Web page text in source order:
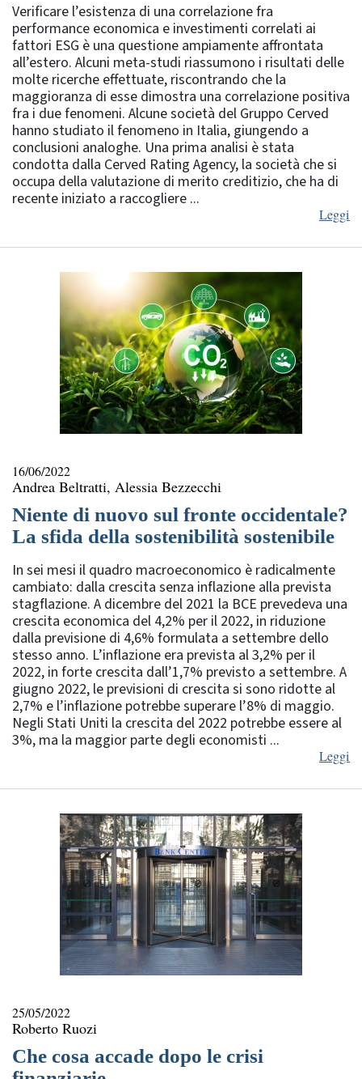
Verificare l’esistenza di una correlazione fra
performance economica e investimenti correlati ai
fattori ESG è una questione ampiamente affrontata
all’estero. Alcuni meta-studi riassumono i risultati delle
molte ricerche effettuate, riscontrando che la
maggioranza di esse dimostra una correlazione positiva
fra i due fenomeni. Alcune società del Gruppo Cerved
hanno studiato il fenomeno in Italia, giungendo a
conclusioni analoghe. Una prima analisi è stata
condotta dalla Cerved Rating Agency, la società che si
occupa della valutazione di merito creditizio, che ha di
recente iniziato a raccogliere ...
Leggi
16/06/2022
Andrea Beltratti, Alessia Bezzecchi
Niente di nuovo sul fronte occidentale?
La sfida della sostenibilità sostenibile
In sei mesi il quadro macroeconomico è radicalmente
cambiato: dalla crescita senza inflazione alla prevista
stagflazione. A dicembre del 2021 la BCE prevedeva una
crescita economica del 4,2% per il 2022, in riduzione
dalla previsione di 4,6% formulata a settembre dello
stesso anno. L’inflazione era prevista al 3,2% per il
2022, in forte crescita dall’1,7% previsto a settembre. A
giugno 2022, le previsioni di crescita si sono ridotte al
2,7% e l’inflazione potrebbe superare l’8% di maggio.
Negli Stati Uniti la crescita del 2022 potrebbe essere al
3%, ma la maggior parte degli economisti ...
Leggi
25/05/2022
Roberto Ruozi
Che cosa accade dopo le crisi